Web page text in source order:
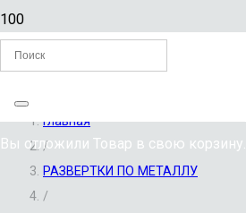
ЗАКАЗАТЬ ЗВОНОК
Вы отложили Товар в свою корзину.
Главная
/
РАЗВЕРТКИ ПО МЕТАЛЛУ
/